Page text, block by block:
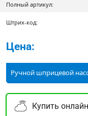
Полный артикул:
Штрих-код:
Цена:
Ручной шприцевой
Купить онлайн